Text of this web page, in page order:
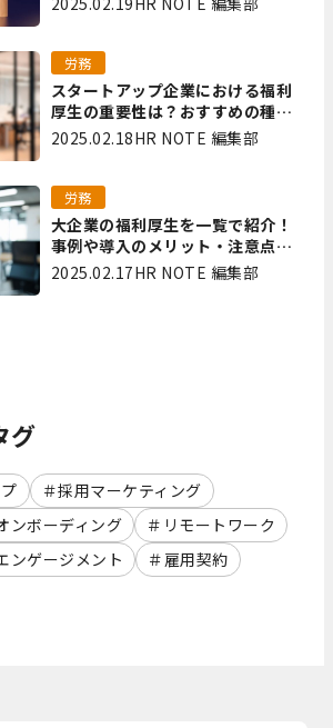
スタートアップ企業における福利
厚生の重要性は？おすすめの種類
やメリット・デメリットを解説
労務
2025.02.18HR NOTE 編集部
大企業の福利厚生を一覧で紹介！
事例や導入のメリット・注意点を
解説
労務
2025.02.17HR NOTE 編集部
グ
採用マーケティング
ンボーディング
リモートワーク
ンゲージメント 雇用契約